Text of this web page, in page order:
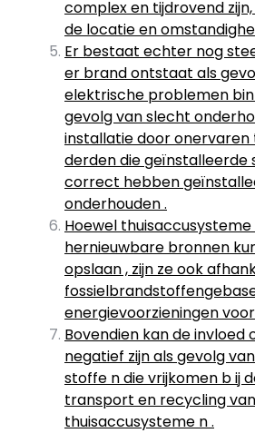
complex en tijdrovend
de locatie en
Er bestaat echter nog
er brand ontstaat als
elektrische problemen
gevolg van slecht
installatie door onervaren
derden die geïnstalleerde
correct hebben
onderhouden .
Hoewel
hernieuwbare bronnen
opslaan , zijn ze ook
energievoorzieningen
Bovendien kan de invloed
negatief zijn als gevolg
stoffe n die vrijkomen b ij
transport en recycling van
thuisaccusysteme n .